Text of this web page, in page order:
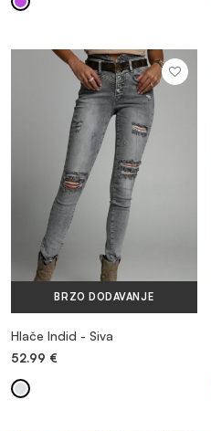
BRZO DODAVANJE
Hlače Indid - Siva
52.99 €